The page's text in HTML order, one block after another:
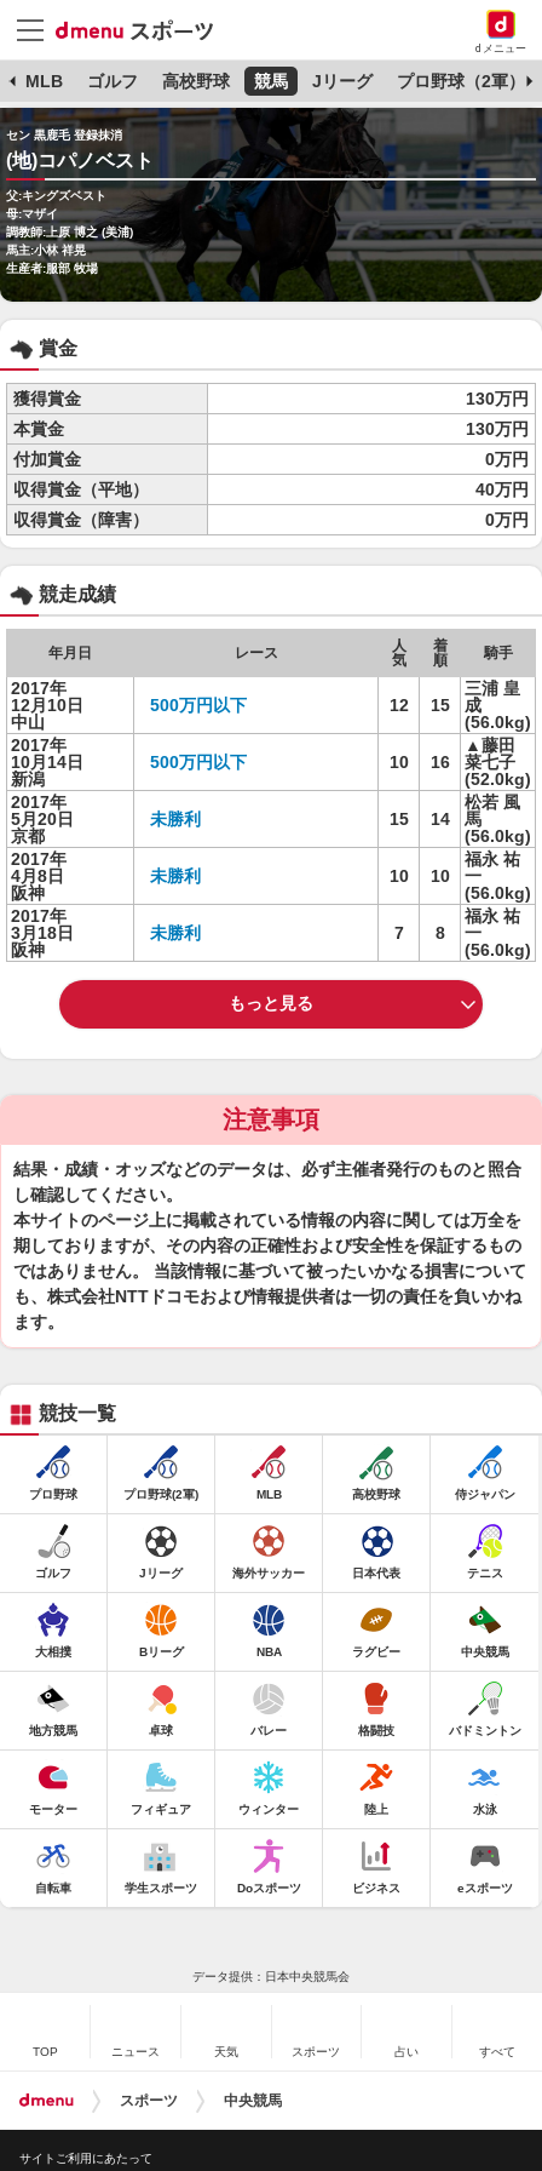
dメニュー
MLB ゴルフ 高校野球 競馬 Jリーグ プロ野球（2軍）
セン 黒鹿毛 登録抹消
(地)コパノベスト
父:キングズベスト
母:マザイ
調教師:上原 博之 (美浦)
馬主:小林 祥晃
生産者:服部 牧場
賞金
獲得賞金
130万円
本賞金
130万円
付加賞金
0万円
収得賞金（平地）
40万円
収得賞金（障害）
0万円
競走成績
年月日 レース
人
気
着
順
騎手
2017年
12月10日
中山
500万円以下 12 15
三浦 皇
成
(56.0kg)
2017年
10月14日
新潟
500万円以下 10 16
▲藤田
菜七子
(52.0kg)
2017年
5月20日
京都
未勝利 15 14
松若 風
馬
(56.0kg)
2017年
4月8日
阪神
未勝利 10 10
福永 祐
一
(56.0kg)
2017年
3月18日
阪神
未勝利 7 8
福永 祐
一
(56.0kg)
もっと見る
注意事項
結果・成績・オッズなどのデータは、必ず主催者発行のものと照合
し確認してください。
本サイトのページ上に掲載されている情報の内容に関しては万全を
期しておりますが、その内容の正確性および安全性を保証するもの
ではありません。 当該情報に基づいて被ったいかなる損害について
も、株式会社NTTドコモおよび情報提供者は一切の責任を負いかね
ます。
競技一覧
プロ野球 プロ野球(2軍) MLB 高校野球 侍ジャパン
ゴルフ Jリーグ 海外サッカー 日本代表 テニス
大相撲 Bリーグ NBA ラグビー 中央競馬
地方競馬 卓球 バレー 格闘技 バドミントン
モーター フィギュア ウィンター 陸上 水泳
自転車 学生スポーツ Doスポーツ ビジネス eスポーツ
データ提供：日本中央競馬会
TOP ニュース 天気 スポーツ 占い すべて
スポーツ 中央競馬
サイトご利用にあたって